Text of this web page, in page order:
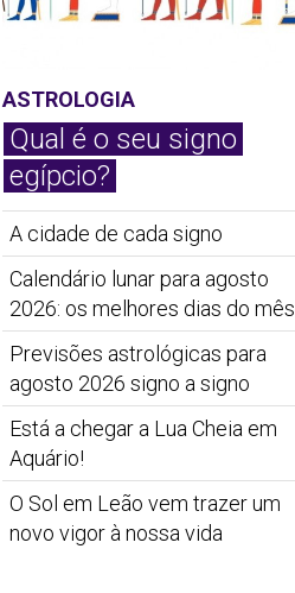
ASTROLOGIA
Qual é o seu signo
egípcio?
A cidade de cada signo
Calendário lunar para agosto
2026: os melhores dias do mês
Previsões astrológicas para
agosto 2026 signo a signo
Está a chegar a Lua Cheia em
Aquário!
O Sol em Leão vem trazer um
novo vigor à nossa vida